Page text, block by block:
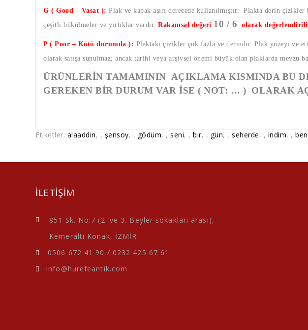
G ( Good – Vasat ): Plak ve kapak aşırı derecede kullanılmıştır. Plakta derin
çeşitli bükülmeler ve yırtıklar vardır. Rakamsal değeri 10 / 6 olarak
P ( Poor – Kötü durumda ): Plaktaki çizikler çok fazla ve derindir. Plak yüzeyi ve
olarak satışa sunulmaz; ancak tarihi veya arşivsel önemi büyük olan plaklarda mevzu
ÜRÜNLERİN TAMAMININ AÇIKLAMA KISMINDA BU
GEREKEN BİR DURUM VAR İSE ( NOT: … ) OLARAK
Etiketler: alaaddin, , şensoy, , gödüm, , seni, , bir, , gün, , seherde, , indim, , ben
ILETIŞIM
851 Sk. No:7 (2. ve 3. Beyler sokakları arası),
Kemeraltı Konak, İZMİR
0506 672 41 90 / 0232 425 67 61
info@hurefeantik.com